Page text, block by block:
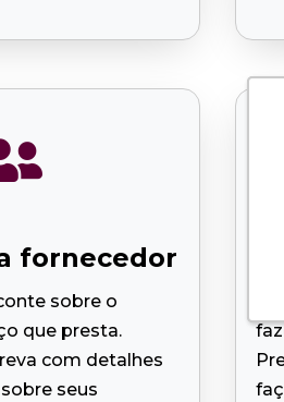
fornecedor
sobre o
que presta.
com detalhes
seus